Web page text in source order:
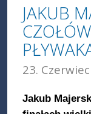
JAKUB
23.
Jakub